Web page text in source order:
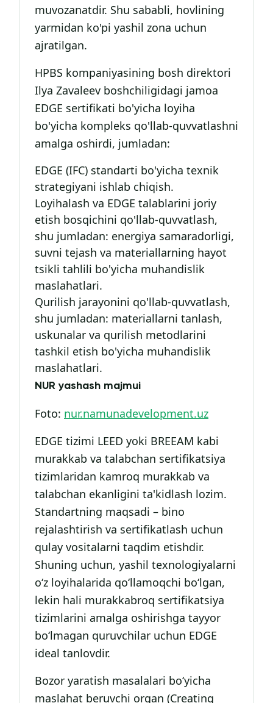
muvozanatdir. Shu sababli, hovlining
yarmidan ko'pi yashil zona uchun
ajratilgan.
HPBS kompaniyasining bosh direktori
Ilya Zavaleev boshchiligidagi jamoa
EDGE sertifikati bo'yicha loyiha
bo'yicha kompleks qo'llab-quvvatlashni
amalga oshirdi, jumladan:
EDGE (IFC) standarti bo'yicha texnik
strategiyani ishlab chiqish.
Loyihalash va EDGE talablarini joriy
etish bosqichini qo'llab-quvvatlash,
shu jumladan: energiya samaradorligi,
suvni tejash va materiallarning hayot
tsikli tahlili bo'yicha muhandislik
maslahatlari.
Qurilish jarayonini qo'llab-quvvatlash,
shu jumladan: materiallarni tanlash,
uskunalar va qurilish metodlarini
tashkil etish bo'yicha muhandislik
maslahatlari.
NUR yashash majmui
Foto: nur.namunadevelopment.uz
EDGE tizimi LEED yoki BREEAM kabi
murakkab va talabchan sertifikatsiya
tizimlaridan kamroq murakkab va
talabchan ekanligini ta'kidlash lozim.
Standartning maqsadi – bino
rejalashtirish va sertifikatlash uchun
qulay vositalarni taqdim etishdir.
Shuning uchun, yashil texnologiyalarni
o‘z loyihalarida qo‘llamoqchi bo‘lgan,
lekin hali murakkabroq sertifikatsiya
tizimlarini amalga oshirishga tayyor
bo‘lmagan quruvchilar uchun EDGE
ideal tanlovdir.
Bozor yaratish masalalari bo‘yicha
maslahat beruvchi organ (Creating